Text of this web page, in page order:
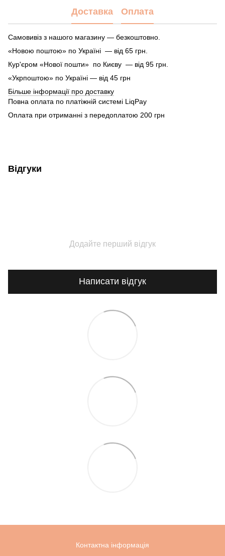
Доставка Оплата
Самовивіз з нашого магазину — безкоштовно.
«Новою поштою» по Україні — від 65 грн.
Кур'єром «Нової пошти» по Києву — від 95 грн.
«Укрпоштою» по Україні — від 45 грн
Більше інформації про доставку
Повна оплата по платіжній системі LiqPay
Оплата при отриманні з передоплатою 200 грн
Відгуки
Додайте перший відгук
Написати відгук
Контактна інформація